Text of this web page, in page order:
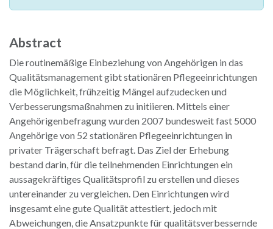
Abstract
Die routinemäßige Einbeziehung von Angehörigen in das
Qualitätsmanagement gibt stationären Pflegeeinrichtungen
die Möglichkeit, frühzeitig Mängel aufzudecken und
Verbesserungsmaßnahmen zu initiieren. Mittels einer
Angehörigenbefragung wurden 2007 bundesweit fast 5000
Angehörige von 52 stationären Pflegeeinrichtungen in
privater Trägerschaft befragt. Das Ziel der Erhebung
bestand darin, für die teilnehmenden Einrichtungen ein
aussagekräftiges Qualitätsprofil zu erstellen und dieses
untereinander zu vergleichen. Den Einrichtungen wird
insgesamt eine gute Qualität attestiert, jedoch mit
Abweichungen, die Ansatzpunkte für qualitätsverbessernde